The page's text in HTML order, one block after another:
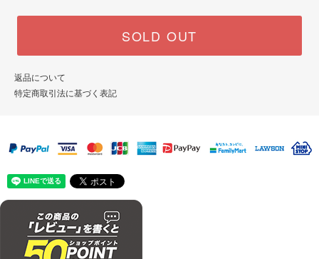
SOLD OUT
返品について
特定商取引法に基づく表記